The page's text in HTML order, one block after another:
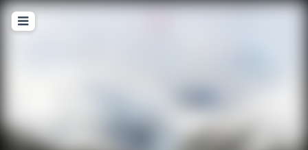
Le vortex à chats - Illustrations, trucs en tout
genre par Tykayn